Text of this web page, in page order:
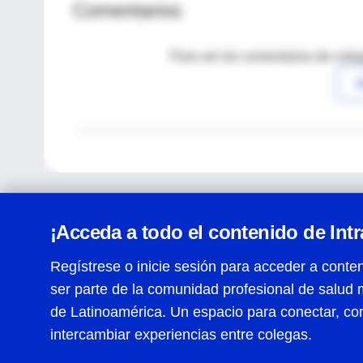
Comentarios
Para ver los comentarios de
¡Acceda a todo el contenido de
Regístrese o inicie sesión para acceder a
ser parte de la comunidad profesional de salud
de Latinoamérica. Un espacio para conectar,
intercambiar experiencias entre colegas.
Centro de Ayuda
Términos y condiciones| Políticas de privacidad